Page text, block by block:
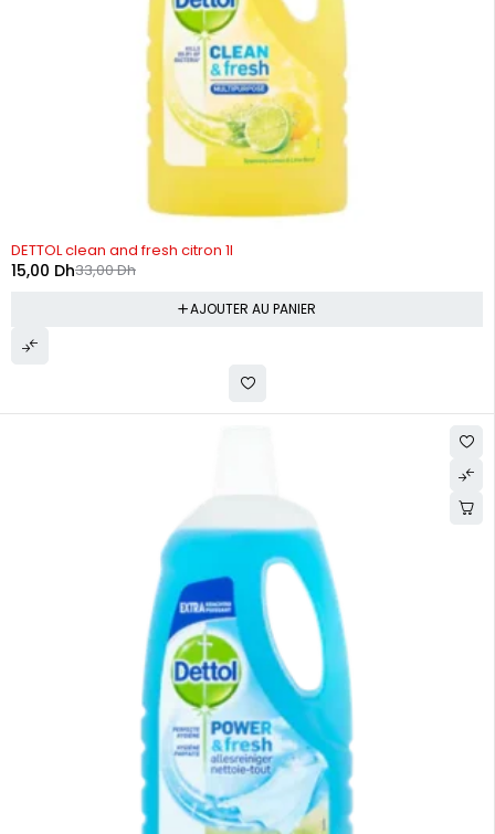
-55%
DETTOL clean and fresh citron 1l
33,00Dh
15,00 Dh
AJOUTER AU PANIER